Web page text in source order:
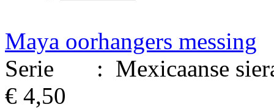
Maya oorhangers messing
Serie : Mexicaanse
€ 4,50